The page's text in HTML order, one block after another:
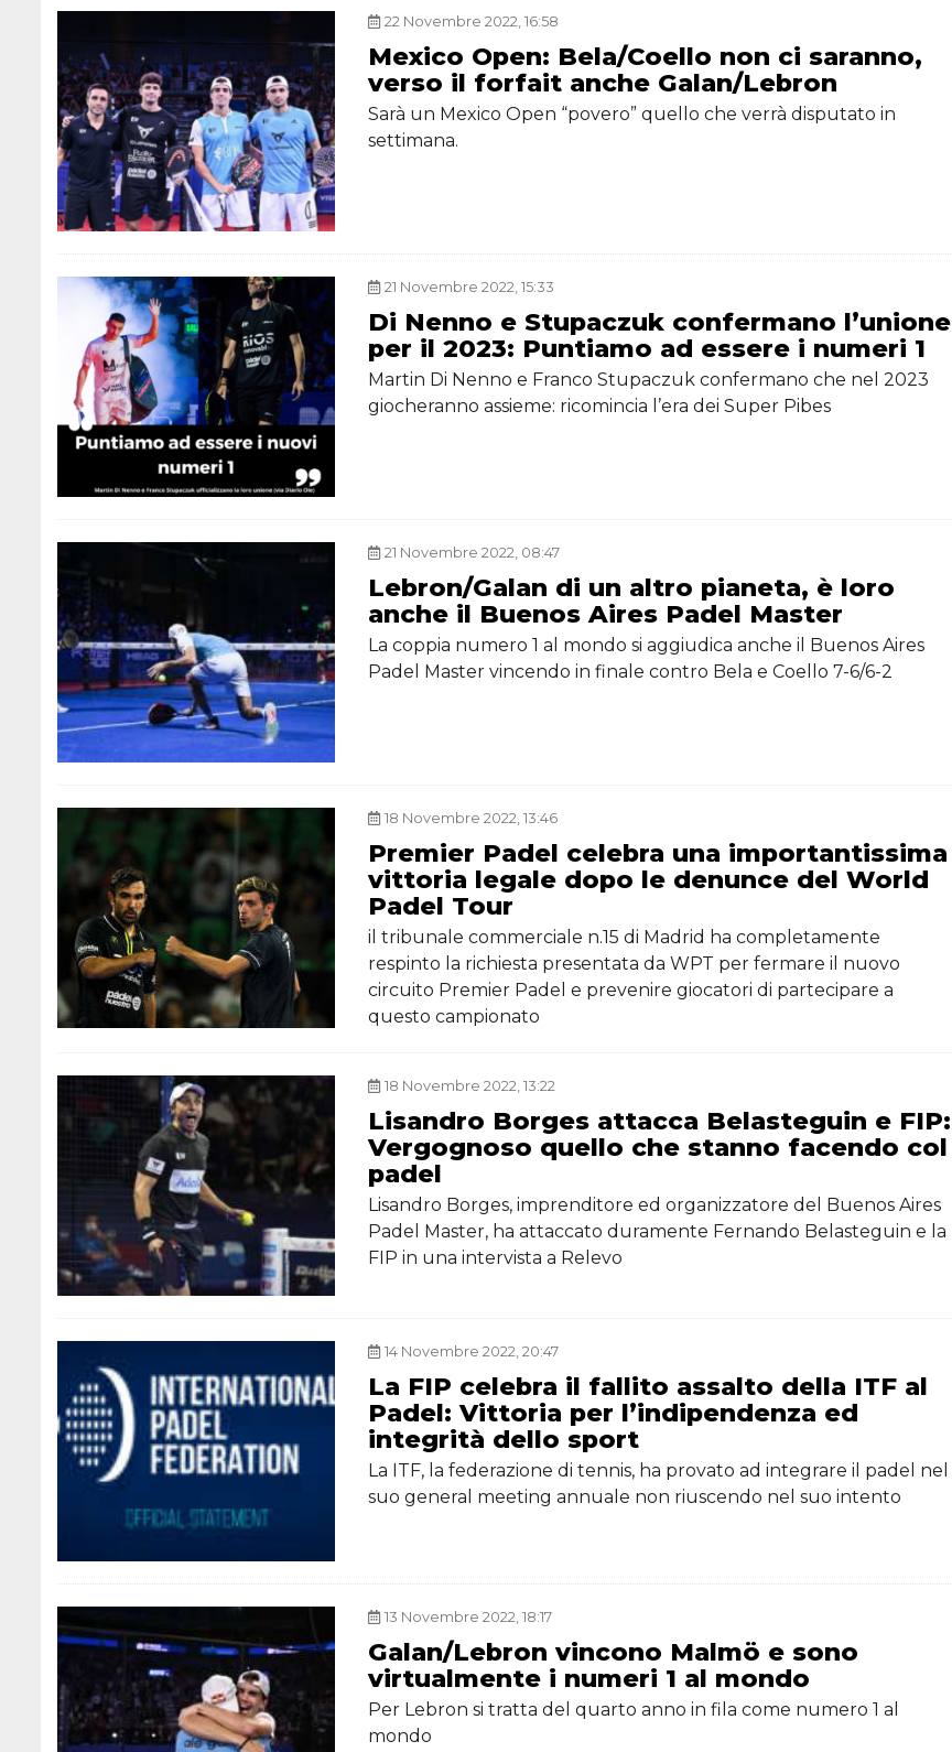
22 Novembre 2022, 16:58
Mexico Open: Bela/Coello non ci saranno,
verso il forfait anche Galan/Lebron
Sarà un Mexico Open “povero” quello che verrà disputato in
settimana.
21 Novembre 2022, 15:33
Di Nenno e Stupaczuk confermano l’unione
per il 2023: Puntiamo ad essere i numeri 1
Martin Di Nenno e Franco Stupaczuk confermano che nel 2023
giocheranno assieme: ricomincia l’era dei Super Pibes
21 Novembre 2022, 08:47
Lebron/Galan di un altro pianeta, è loro
anche il Buenos Aires Padel Master
La coppia numero 1 al mondo si aggiudica anche il Buenos Aires
Padel Master vincendo in finale contro Bela e Coello 7-6/6-2
18 Novembre 2022, 13:46
Premier Padel celebra una importantissima
vittoria legale dopo le denunce del World
Padel Tour
il tribunale commerciale n.15 di Madrid ha completamente
respinto la richiesta presentata da WPT per fermare il nuovo
circuito Premier Padel e prevenire giocatori di partecipare a
questo campionato
18 Novembre 2022, 13:22
Lisandro Borges attacca Belasteguin e FIP:
Vergognoso quello che stanno facendo col
padel
Lisandro Borges, imprenditore ed organizzatore del Buenos Aires
Padel Master, ha attaccato duramente Fernando Belasteguin e la
FIP in una intervista a Relevo
14 Novembre 2022, 20:47
La FIP celebra il fallito assalto della ITF al
Padel: Vittoria per l’indipendenza ed
integrità dello sport
La ITF, la federazione di tennis, ha provato ad integrare il padel nel
suo general meeting annuale non riuscendo nel suo intento
13 Novembre 2022, 18:17
Galan/Lebron vincono Malmö e sono
virtualmente i numeri 1 al mondo
Per Lebron si tratta del quarto anno in fila come numero 1 al
mondo